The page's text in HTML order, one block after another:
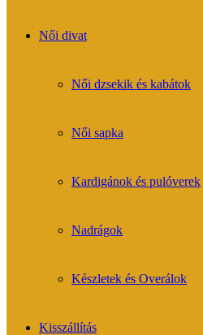
Női divat
Női dzsekik és kabátok
Női sapka
Kardigánok és pulóverek
Nadrágok
Készletek és Overálok
Kisszállítás